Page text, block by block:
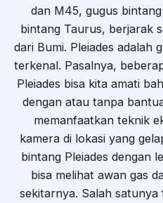
dan M45, gugus
bintang Taurus, berjarak
dari Bumi. Pleiades adalah
terkenal. Pasalnya,
Pleiades bisa kita amati
dengan atau tanpa
memanfaatkan teknik
kamera di lokasi yang
bintang Pleiades dengan
bisa melihat awan gas
sekitarnya. Salah